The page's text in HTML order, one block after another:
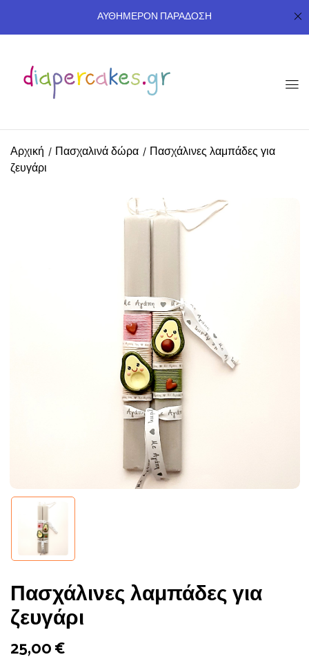
ΑΥΘΗΜΕΡΟΝ ΠΑΡΑΔΟΣΗ
Αρχική Πασχαλινά δώρα
Πασχάλινες λαμπάδες για
ζευγάρι
Πασχάλινες λαμπάδες για
ζευγάρι
25,00€